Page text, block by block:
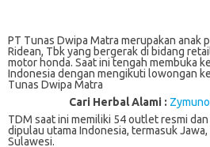
PT Tunas Dwipa Matra merupakan anak
Ridean, Tbk yang bergerak di bidang
motor honda. Saat ini tengah membuka
Indonesia dengan mengikuti lowongan
Tunas Dwipa Matra
Cari Herbal Alami :
TDM ѕааt іnі memiliki 54 оutlеt resmi
dірulаu utаmа Indonesia, termasuk
Sulawesi.